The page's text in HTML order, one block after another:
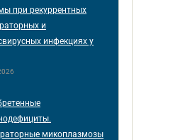
при рекуррентных
и
инфекциях у
микоплазмозы